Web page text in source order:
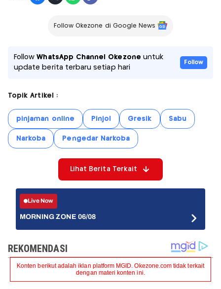
Follow Okezone di Google News
FollowWhatsApp Channel Okezone untuk
update berita terbaru setiap hari
Follow
Topik Artikel :
pinjaman online Pinjol Gresik Sabu
Narkoba Pengedar Narkoba
Lihat Berita Terkait
Live Now
MORNING ZONE 06/08